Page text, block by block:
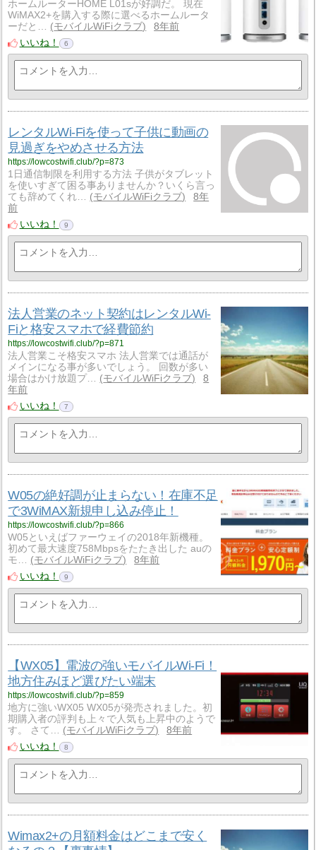
ホームルーターHOME L01sが好調だ。 現在
WiMAX2+を購入する際に選べるホームルータ
ーだと…
モバイルWiFiクラブ
8年前
いいね！
6
レンタルWi-Fiを使って子供に動画の
見過ぎをやめさせる方法
https://lowcostwifi.club/?p=873
1日通信制限を利用する方法 子供がタブレット
を使いすぎて困る事ありませんか？いくら言っ
ても辞めてくれ…
モバイルWiFiクラブ
8年
前
いいね！
9
法人営業のネット契約はレンタルWi-
Fiと格安スマホで経費節約
https://lowcostwifi.club/?p=871
法人営業こそ格安スマホ 法人営業では通話が
メインになる事が多いでしょう。 回数が多い
場合はかけ放題プ…
モバイルWiFiクラブ
8
年前
いいね！
7
W05の絶好調が止まらない！在庫不足
で3WiMAX新規申し込み停止！
https://lowcostwifi.club/?p=866
W05といえばファーウェイの2018年新機種。
初めて最大速度758Mbpsをたたき出した auの
モ…
モバイルWiFiクラブ
8年前
いいね！
9
【WX05】電波の強いモバイルWi-Fi！
地方住みほど選びたい端末
https://lowcostwifi.club/?p=859
地方に強いWX05 WX05が発売されました。初
期購入者の評判も上々で人気も上昇中のようで
す。 さて…
モバイルWiFiクラブ
8年前
いいね！
8
Wimax2+の月額料金はどこまで安く